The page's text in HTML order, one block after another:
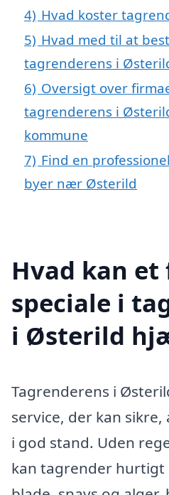
4) Hvad koster
5) Hvad med til at
tagrenderens i
6) Oversigt over
tagrenderens i
kommune
7) Find en
byer nær Østerild
Hvad kan
speciale i
i Østerild
Tagrenderens i
service, der kan
i god stand. Uden
kan tagrender hurtigt